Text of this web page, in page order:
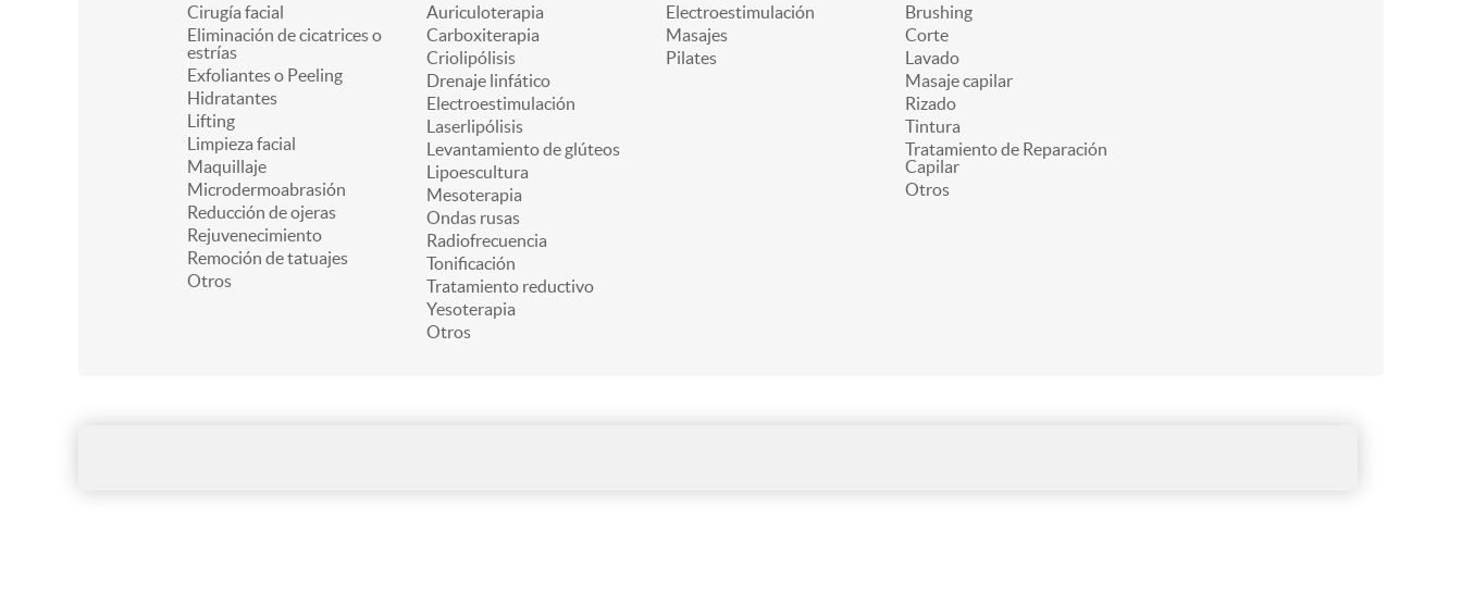
Cirugía facial
Eliminación de cicatrices o
estrías
Exfoliantes o Peeling
Hidratantes
Lifting
Limpieza facial
Maquillaje
Microdermoabrasión
Reducción de ojeras
Rejuvenecimiento
Remoción de tatuajes
Otros
Auriculoterapia
Carboxiterapia
Criolipólisis
Drenaje linfático
Electroestimulación
Laserlipólisis
Levantamiento de glúteos
Lipoescultura
Mesoterapia
Ondas rusas
Radiofrecuencia
Tonificación
Tratamiento reductivo
Yesoterapia
Otros
Electroestimulación
Masajes
Pilates
Brushing
Corte
Lavado
Masaje capilar
Rizado
Tintura
Tratamiento de Reparación
Capilar
Otros